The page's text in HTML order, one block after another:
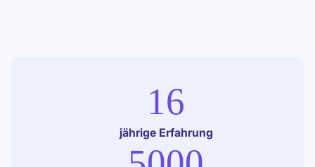
16
jährige Erfahrung